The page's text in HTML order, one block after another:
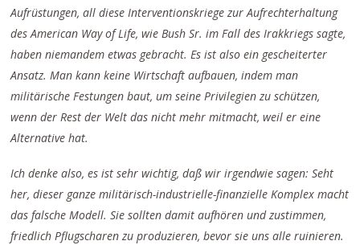
Aufrüstungen, all diese Interventionskriege zur Aufrechterhaltung
des American Way of Life, wie Bush Sr. im Fall des Irakkriegs sagte,
haben niemandem etwas gebracht. Es ist also ein gescheiterter
Ansatz. Man kann keine Wirtschaft aufbauen, indem man
militärische Festungen baut, um seine Privilegien zu schützen,
wenn der Rest der Welt das nicht mehr mitmacht, weil er eine
Alternative hat.
Ich denke also, es ist sehr wichtig, daß wir irgendwie sagen: Seht
her, dieser ganze militärisch-industrielle-finanzielle Komplex macht
das falsche Modell. Sie sollten damit aufhören und zustimmen,
friedlich Pflugscharen zu produzieren, bevor sie uns alle ruinieren.